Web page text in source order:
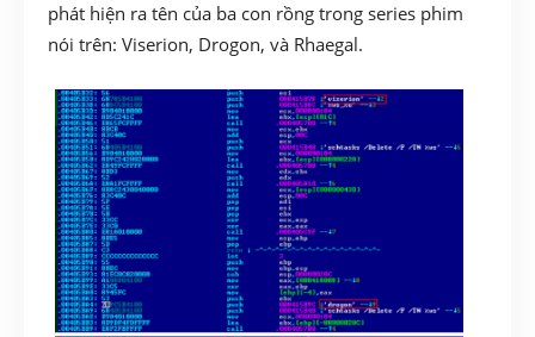
phát hiện ra tên của ba con rồng trong series phim
nói trên: Viserion, Drogon, và Rhaegal.